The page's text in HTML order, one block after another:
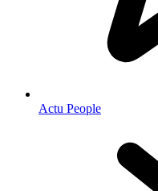
Actu People